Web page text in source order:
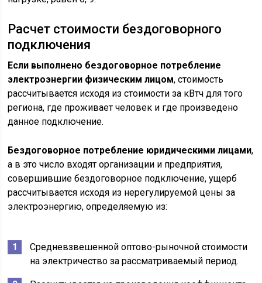
Расчет стоимости бездоговорного
подключения
Если выполнено бездоговорное потребление
электроэнергии физическим лицом, стоимость
рассчитывается исходя из стоимости за кВтч для того
региона, где проживает человек и где произведено
данное подключение.
Бездоговорное потребление юридическими лицами,
а в это число входят организации и предприятия,
совершившие бездоговорное подключение, ущерб
рассчитывается исходя из нерегулируемой цены за
электроэнергию, определяемую из:
Средневзвешенной оптово-рыночной стоимости
на электричество за рассматриваемый период.